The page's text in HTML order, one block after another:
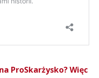
ProSkarżysko? Więc